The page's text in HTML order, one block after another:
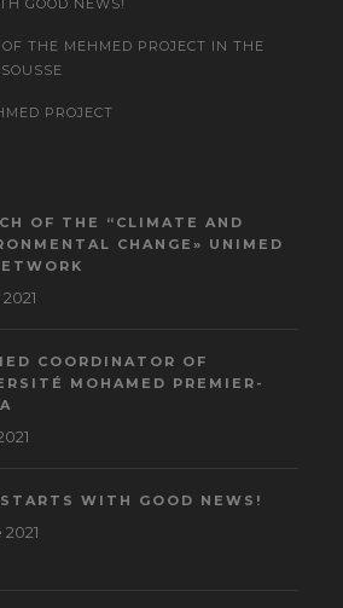
THE MEHMED PROJECT IN THE
PROJECT
OF THE “CLIMATE AND
CHANGE» UNIMED
COORDINATOR OF
MOHAMED PREMIER-
WITH GOOD NEWS!